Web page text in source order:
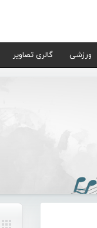
ورزشی گالری تصاویر